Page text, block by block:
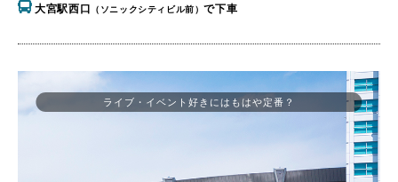
大宮駅西口
（ソニックシティビル前）で下車
ライブ・イベント好きにはもはや定番？